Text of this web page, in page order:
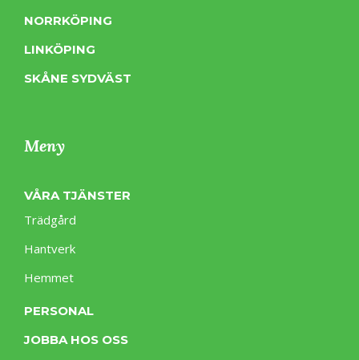
NORRKÖPING
LINKÖPING
SKÅNE SYDVÄST
Meny
VÅRA TJÄNSTER
Trädgård
Hantverk
Hemmet
PERSONAL
JOBBA HOS OSS